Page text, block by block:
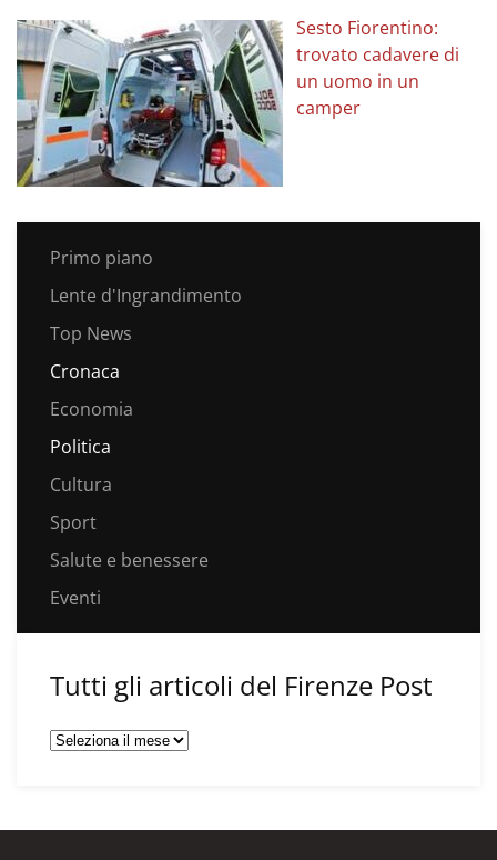
Sesto Fiorentino:
trovato cadavere di
un uomo in un
camper
Primo piano
Lente d'Ingrandimento
Top News
Cronaca
Economia
Politica
Cultura
Sport
Salute e benessere
Eventi
Tutti gli articoli del Firenze Post
Tutti